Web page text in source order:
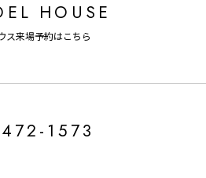
HOUSE
ス来場予約はこちら
1573